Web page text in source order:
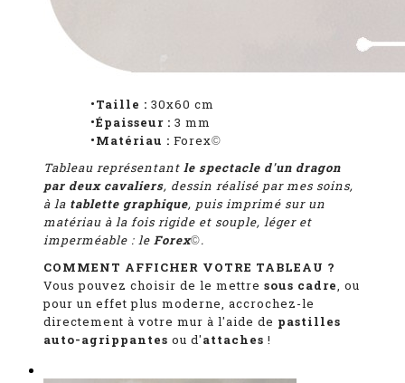
•Taille : 30x60 cm
•Épaisseur : 3 mm
•Matériau : Forex©
Tableau représentant le spectacle d'un dragon
par deux cavaliers, dessin réalisé par mes soins,
à la tablette graphique, puis imprimé sur un
matériau à la fois rigide et souple, léger et
imperméable : le Forex©.
COMMENT AFFICHER VOTRE TABLEAU ?
Vous pouvez choisir de le mettre sous cadre, ou
pour un effet plus moderne, accrochez-le
directement à votre mur à l'aide de pastilles
auto-agrippantes ou d'attaches !